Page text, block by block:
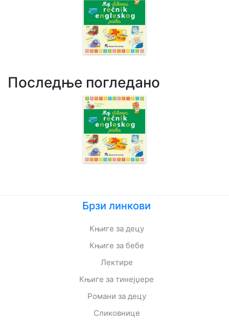
Последње погледано
Брзи линкови
Књиге за децу
Књиге за бебе
Лектире
Књиге за тинејџере
Романи за децу
Сликовнице